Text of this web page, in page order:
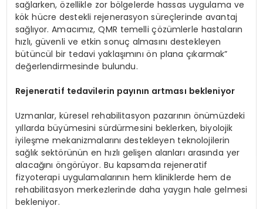
sağlarken, özellikle zor bölgelerde hassas uygulama ve
kök hücre destekli rejenerasyon süreçlerinde avantaj
sağlıyor. Amacımız, QMR temelli çözümlerle hastaların
hızlı, güvenli ve etkin sonuç almasını destekleyen
bütüncül bir tedavi yaklaşımını ön plana çıkarmak”
değerlendirmesinde bulundu.
Rejeneratif tedavilerin payının artması bekleniyor
Uzmanlar, küresel rehabilitasyon pazarının önümüzdeki
yıllarda büyümesini sürdürmesini beklerken, biyolojik
iyileşme mekanizmalarını destekleyen teknolojilerin
sağlık sektörünün en hızlı gelişen alanları arasında yer
alacağını öngörüyor. Bu kapsamda rejeneratif
fizyoterapi uygulamalarının hem kliniklerde hem de
rehabilitasyon merkezlerinde daha yaygın hale gelmesi
bekleniyor.